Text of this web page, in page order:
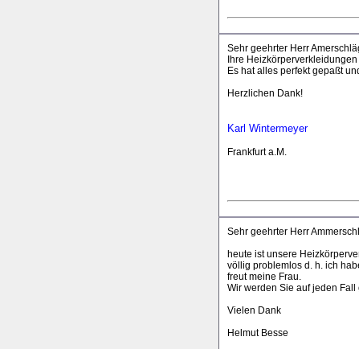
Sehr geehrter Herr
Ihre
Es hat alles perfekt gepaßt
Herzlichen Dank!
Karl Wintermeyer
Frankfurt a.M.
Sehr geehrter Herr
heute ist unsere
völlig problemlos d. h. ich
freut meine Frau.
Wir werden Sie auf jeden
Vielen Dank
Helmut Besse